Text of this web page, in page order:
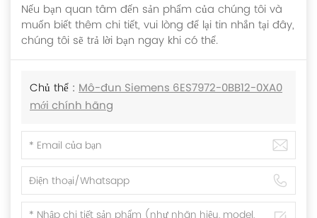
Nếu bạn quan tâm đến sản phẩm của chúng tôi và
muốn biết thêm chi tiết, vui lòng để lại tin nhắn tại đây,
chúng tôi sẽ trả lời bạn ngay khi có thể.
Chủ thể : Mô-đun Siemens 6ES7972-0BB12-0XA0
mới chính hãng